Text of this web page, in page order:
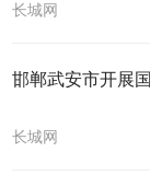
长城网
长城网